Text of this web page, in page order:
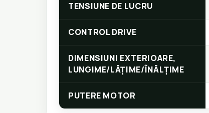
TENSIUNE DE LUCRU
CONTROL DRIVE
DIMENSIUNI EXTERIOARE,
LUNGIME/LĂȚIME/ÎNĂLȚIME
PUTERE MOTOR